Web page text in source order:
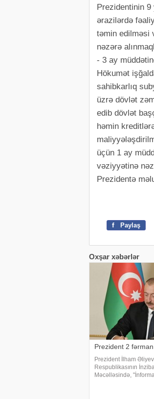
Prezidentinin
ərazilərdə
təmin edilməsi
nəzərə
- 3 ay
Hökumət
sahibkarlıq
üzrə dövlət
edib dövlət
həmin
üçün 1 ay
vəziyyətinə
Prezidentə
f Paylaş
Oxşar xəbərlər
Prezident 2 fərman
Prezident İlham
Respublikasının
Məcəlləsində,